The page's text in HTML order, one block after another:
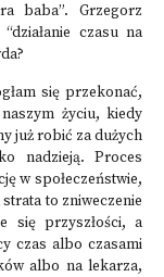
baba”. Grzegorz
czasu na
się przekonać,
życiu, kiedy
już robić za dużych
nadzieją. Proces
w społeczeństwie,
to zniweczenie
się przyszłości, a
czas albo czasami
albo na lekarza,